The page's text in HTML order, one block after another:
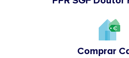
Comprar